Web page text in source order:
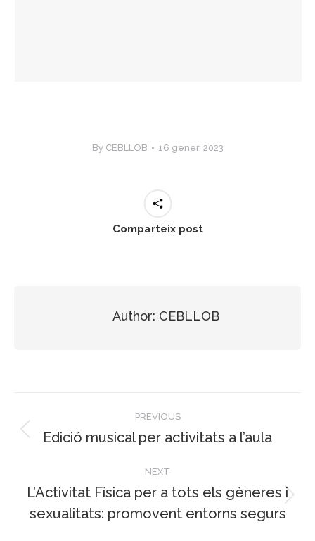
By CEBLLOB 16 gener, 2023
Comparteix post
Author: CEBLLOB
navigation
PREVIOUS
Previous
Edició musical per activitats a l’aula
NEXT
post:
L’Activitat Física per a tots els gèneres i
sexualitats: promovent entorns segurs